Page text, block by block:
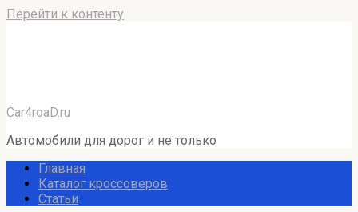
Перейти к контенту
Car4roaD.ru
Автомобили для дорог и не только
Главная
Каталог кроссоверов
Статьи